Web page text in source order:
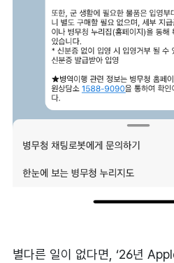
별다른 일이 없다면, ‘26년